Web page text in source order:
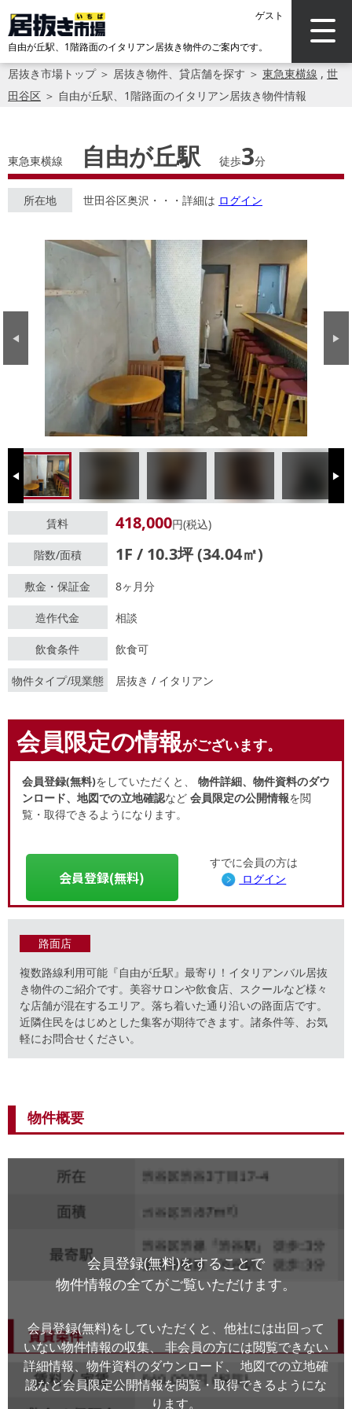
ゲスト
自由が丘駅、1階路面のイタリアン居抜き物件のご案内です。
居抜き市場トップ＞ 居抜き物件、貸店舗を探す ＞ 東急東横線 , 世
田谷区 ＞ 自由が丘駅、1階路面のイタリアン居抜き物件情報
東急東横線 自由が丘駅 徒歩3分
所在地 世田谷区奥沢・・・詳細は ログイン
Previous Next
Previous Next
賃料 418,000円(税込)
階数/面積 1F / 10.3坪 (34.04㎡)
敷金・保証金 8ヶ月分
造作代金 相談
飲食条件 飲食可
物件タイプ/現業態 居抜き / イタリアン
会員限定の情報がございます。
会員登録(無料)をしていただくと、 物件詳細、物件資料のダウ
ンロード、地図での立地確認など 会員限定の公開情報を閲
覧・取得できるようになります。
会員登録(無料)
すでに会員の方は
ログイン
路面店
複数路線利用可能『自由が丘駅』最寄り！イタリアンバル居抜
き物件のご紹介です。美容サロンや飲食店、スクールなど様々
な店舗が混在するエリア。落ち着いた通り沿いの路面店です。
近隣住民をはじめとした集客が期待できます。諸条件等、お気
軽にお問合せください。
物件概要
会員登録(無料)をすることで
物件情報の全てがご覧いただけます。
会員登録(無料)をしていただくと、他社には出回って
いない物件情報の収集、
非会員の方には閲覧できない
詳細情報、物件資料のダウンロード、
地図での立地確
認など会員限定公開情報を閲覧・取得できるようにな
ります。